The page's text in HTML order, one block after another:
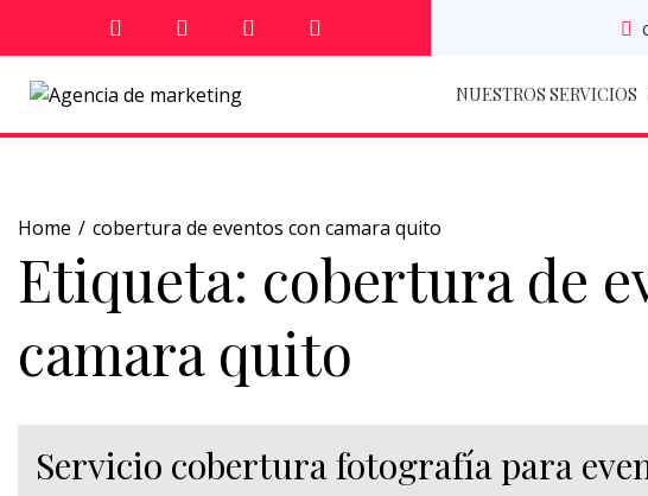
NUESTROS SERVICIOS
Home cobertura de eventos con camara quito
Etiqueta: cobertura de
camara quito
Servicio cobertura fotografía para